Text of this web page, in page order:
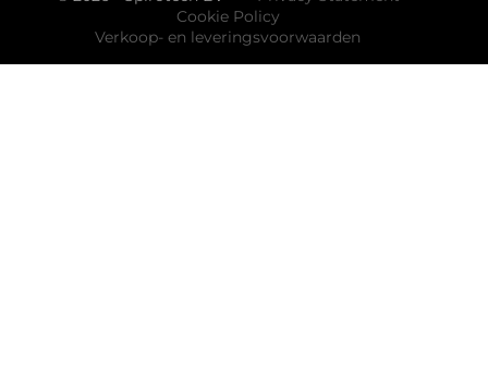
Cookie Policy
Verkoop- en leveringsvoorwaarden